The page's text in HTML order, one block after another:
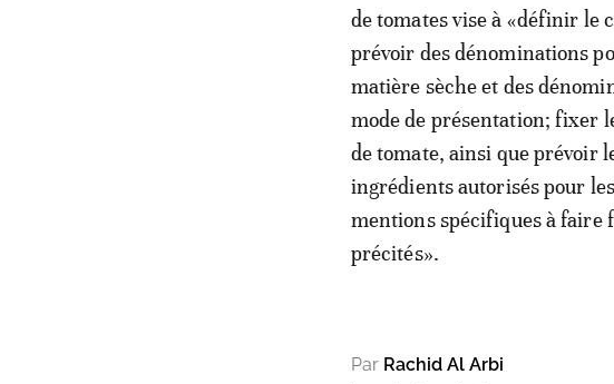
de tomates vise à «définir le
prévoir des dénominations
matière sèche et des
mode de présentation; fixer
de tomate, ainsi que prévoir
ingrédients autorisés pour
mentions spécifiques à faire
précités».
Par Rachid Al Arbi